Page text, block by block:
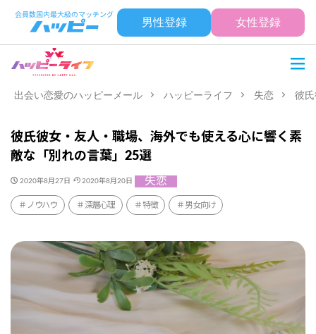
男性登録 女性登録
出会い恋愛のハッピーメール ハッピーライフ 失恋 彼
彼氏彼女・友人・職場、海外でも使える心に響く素
敵な「別れの言葉」25選
2020年8月27日 2020年8月20日 失恋
ノウハウ 深層心理 特徴 男女向け